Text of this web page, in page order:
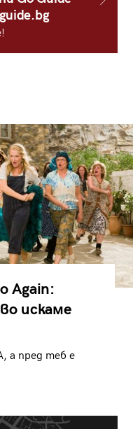
Again:
искаме
а пред теб е